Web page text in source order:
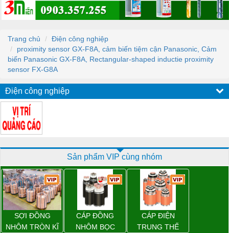
Trang chủ
Điện công nghiệp
proximity sensor GX-F8A, cảm biến tiệm cận Panasonic, Cảm
biến Panasonic GX-F8A, Rectangular-shaped inductie proximity
sensor FX-G8A
Điện công nghiệp
Sản phẩm VIP cùng nhóm
SỢI ĐỒNG
NHÔM TRÒN KĨ
CÁP ĐỒNG
NHÔM BỌC
CÁP ĐIỆN
TRUNG THẾ